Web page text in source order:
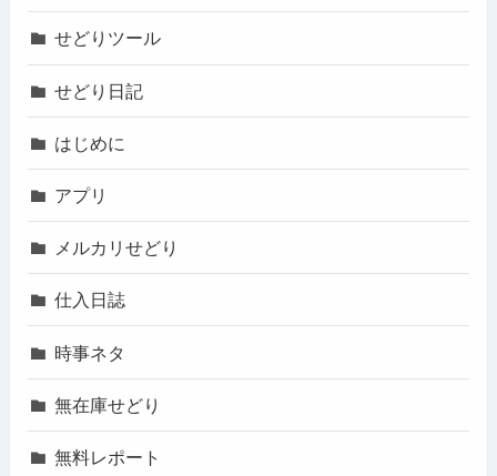
せどりツール
せどり日記
はじめに
アプリ
メルカリせどり
仕入日誌
時事ネタ
無在庫せどり
無料レポート